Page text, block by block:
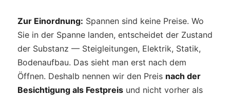
Zur Einordnung: Spannen sind keine Preise. Wo
Sie in der Spanne landen, entscheidet der Zustand
der Substanz — Steigleitungen, Elektrik, Statik,
Bodenaufbau. Das sieht man erst nach dem
Öffnen. Deshalb nennen wir den Preis nach der
Besichtigung als Festpreis und nicht vorher als